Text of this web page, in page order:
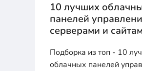
10 лучших
панелей
серверами и
Подборка из топ - 10
облачных панелей